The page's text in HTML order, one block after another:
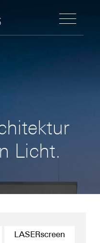
Licht.
LASERscreen